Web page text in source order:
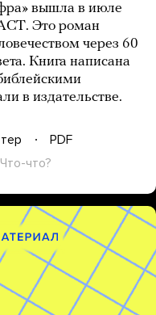
вышла в июле
Это роман
через 60
Книга написана
в издательстве.
PDF
Что-что?